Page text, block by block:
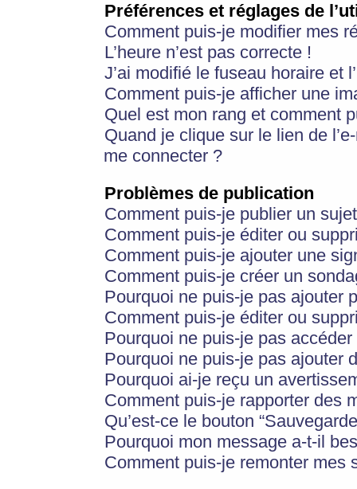
Préférences et réglages de
Comment puis-je modifier mes
L’heure n’est pas correcte !
J’ai modifié le fuseau horaire et
Comment puis-je afficher une
Quel est mon rang et comment
Quand je clique sur le lien de
me connecter ?
Problèmes de publication
Comment puis-je publier un
Comment puis-je éditer ou
Comment puis-je ajouter une
Comment puis-je créer un
Pourquoi ne puis-je pas ajouter
Comment puis-je éditer ou
Pourquoi ne puis-je pas
Pourquoi ne puis-je pas ajouter
Pourquoi ai-je reçu un
Comment puis-je rapporter des
Qu’est-ce le bouton
Pourquoi mon message a-t-il
Comment puis-je remonter mes